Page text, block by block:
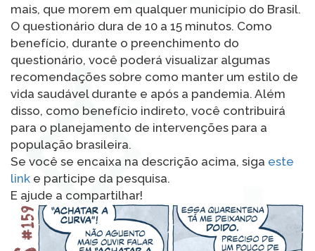
mais, que morem em qualquer município do Brasil.
O questionário dura de 10 a 15 minutos. Como
benefício, durante o preenchimento do
questionário, você poderá visualizar algumas
recomendações sobre como manter um estilo de
vida saudável durante e após a pandemia. Além
disso, como benefício indireto, você contribuirá
para o planejamento de intervenções para a
população brasileira.
Se você se encaixa na descrição acima, siga este
link e participe da pesquisa.
E ajude a compartilhar!